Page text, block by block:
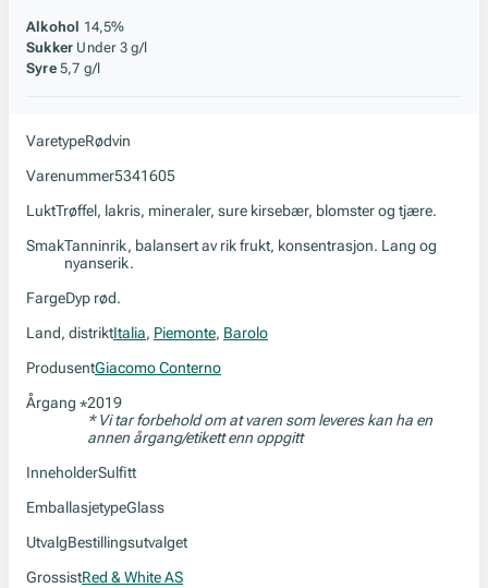
Alkohol 14,5%
Sukker Under 3 g/l
Syre 5,7 g/l
VaretypeRødvin
Varenummer5341605
LuktTrøffel, lakris, mineraler, sure kirsebær, blomster og tjære.
SmakTanninrik, balansert av rik frukt, konsentrasjon. Lang og
nyanserik.
FargeDyp rød.
Land, distriktItalia, Piemonte, Barolo
ProdusentGiacomo Conterno
Årgang *2019
* Vi tar forbehold om at varen som leveres kan ha en
annen årgang/etikett enn oppgitt
InneholderSulfitt
EmballasjetypeGlass
UtvalgBestillingsutvalget
GrossistRed & White AS